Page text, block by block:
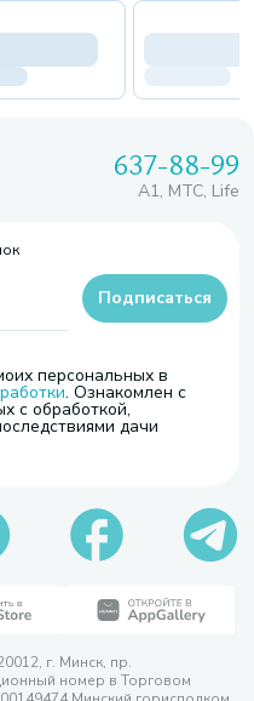
637-88-99
A1, МТС, Life
персональных в
. Ознакомлен с
с обработкой,
дачи
Подписаться
г. Минск, пр.
номер в Торговом